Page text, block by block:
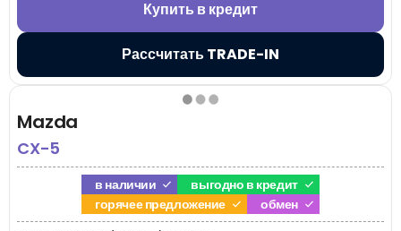
Купить в кредит
Рассчитать TRADE-IN
Mazda
CX-5
в наличии
выгодно в кредит
горячее предложение
обмен